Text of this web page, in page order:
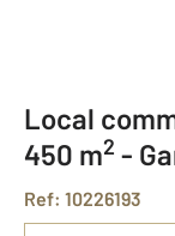
Local
450 m2 -
Ref: 10226193